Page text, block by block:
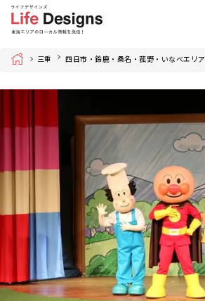
Home 三重 四日市・鈴鹿・桑名・菰野・いなべエリア